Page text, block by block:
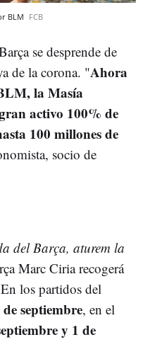
BLM FCB
se desprende de
de la corona. "Ahora
la Masía
activo 100% de
100 millones de
socio de
del Barça, aturem la
Marc Ciria recogerá
los partidos del
septiembre, en el
y 1 de